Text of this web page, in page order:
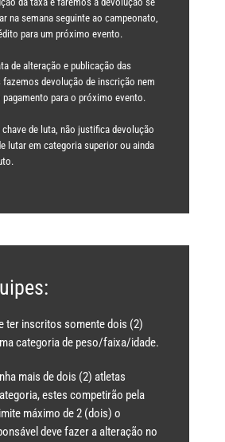
na semana seguinte ao campeonato,
para um próximo evento.
de alteração e publicação das
fazemos devolução de inscrição nem
para o próximo evento.
de luta, não justifica devolução
lutar em categoria superior ou ainda
ter inscritos somente dois (2)
categoria de peso/faixa/idade.
mais de dois (2) atletas
estes competirão pela
máximo de 2 (dois) o
deve fazer a alteração no